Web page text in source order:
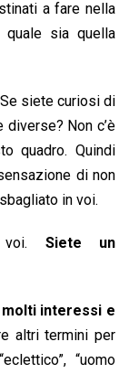
a fare nella
sia quella
Se siete curiosi di
Non c’è
quadro. Quindi
di non
in voi.
voi. Siete un
interessi e
altri termini per
“uomo